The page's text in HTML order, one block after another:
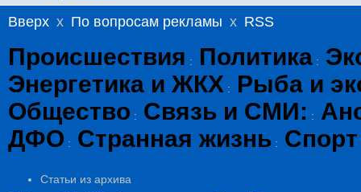
Вверх x По вопросам рекламы x RSS
Происшествия : Политика :
Энергетика и ЖКХ :
Рыба и
Общество : Связь и СМИ: :
ДФО : Странная жизнь : Спорт
Статьи из архива